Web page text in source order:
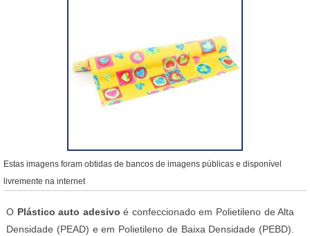
Estas imagens foram obtidas de bancos de imagens públicas e disponível
livremente na internet
O Plástico auto adesivoé confeccionado em Polietileno de Alta
Densidade (PEAD) e em Polietileno de Baixa Densidade (PEBD).